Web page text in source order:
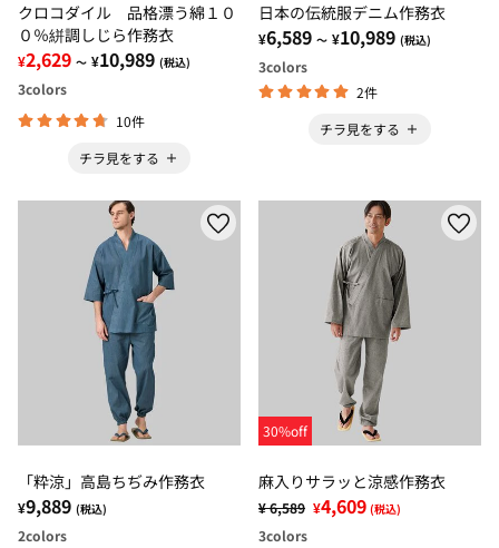
クロコダイル 品格漂う綿１０
０％絣調しじら作務衣
¥2,629 ～ ¥10,989 (税込)
3colors
10件
チラ見をする
日本の伝統服デニム作務衣
¥6,589 ～ ¥10,989 (税込)
3colors
2件
チラ見をする
「粋涼」高島ちぢみ作務衣
¥9,889 (税込)
2colors
30%off
麻入りサラッと涼感作務衣
¥ 6,589 ¥4,609 (税込)
3colors